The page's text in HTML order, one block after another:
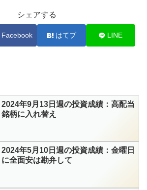
シェアする
Facebook はてブ LINE
2024年9月13日週の投資成績：高配当
銘柄に入れ替え
2024年5月10日週の投資成績：金曜日
に全面安は勘弁して